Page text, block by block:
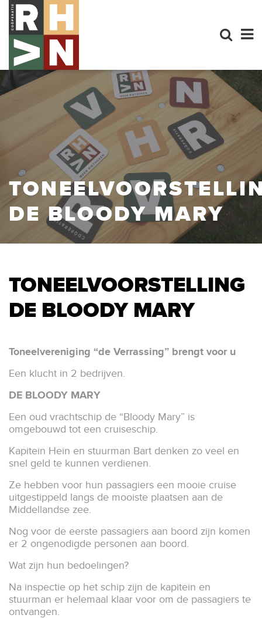
DE BLOODY MARY
TONEELVOORSTELLING
DE BLOODY MARY
Toneelvereniging “de Verrassing” brengt voor u
Een klucht in 2 bedrijven.
DE BLOODY MARY
Een oud vrachtschip de “Bloody Mary” is
omgebouwd tot een cruiseschip.
Kapitein Hein en stuurman Bart denken zo veel en
snel geld te kunnen verdienen.
Ze hebben voor hun passagiers een mooie cruise
uitgestippeld langs de mooiste plaatsen aan de
Middellandse zee.
Nog voor de eerste passagiers aan boord zijn komen
er 2 ongenodigde personen aan boord.
Wat zijn hun bedoelingen?
Na inspectie op het schip zijn de kapitein en
stuurman er helemaal klaar voor om de passagiers te
ontvangen.